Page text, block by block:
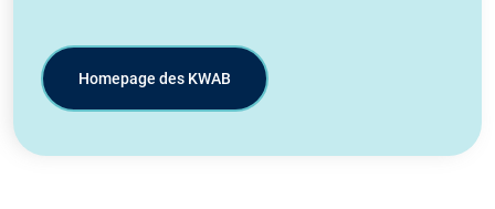
Homepage des KWAB